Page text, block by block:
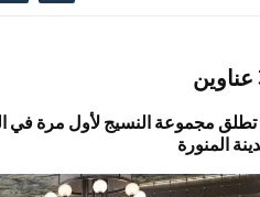
تطلق مجموعة النسيج لأول مرة في
المنورة